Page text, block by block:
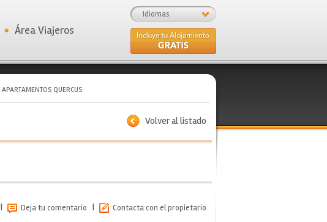
Idiomas
Área Viajeros
APARTAMENTOS QUERCUS
Volver al listado
| Deja tu comentario | Contacta con el propietario